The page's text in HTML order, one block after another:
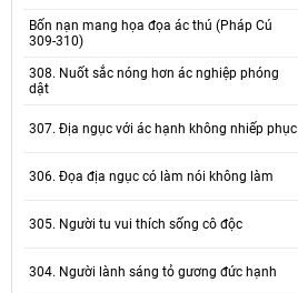
Bốn nạn mang họa đọa ác thú (Pháp Cú
309-310)
308. Nuốt sắc nóng hơn ác nghiệp phóng
dật
307. Địa ngục với ác hạnh không nhiếp phục
306. Đọa địa ngục có làm nói không làm
305. Người tu vui thích sống cô độc
304. Người lành sáng tỏ gương đức hạnh